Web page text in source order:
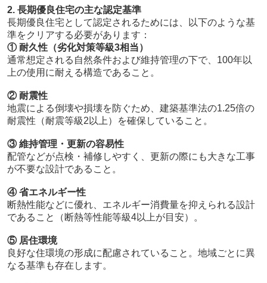
2. 長期優良住宅の主な認定基準
長期優良住宅として認定されるためには、以下のような基
準をクリアする必要があります：
① 耐久性（劣化対策等級3相当）
通常想定される自然条件および維持管理の下で、100年以
上の使用に耐える構造であること。
② 耐震性
地震による倒壊や損壊を防ぐため、建築基準法の1.25倍の
耐震性（耐震等級2以上）を確保していること。
③ 維持管理・更新の容易性
配管などが点検・補修しやすく、更新の際にも大きな工事
が不要な設計であること。
④ 省エネルギー性
断熱性能などに優れ、エネルギー消費量を抑えられる設計
であること（断熱等性能等級4以上が目安）。
⑤ 居住環境
良好な住環境の形成に配慮されていること。地域ごとに異
なる基準も存在します。